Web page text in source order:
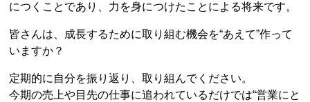
につくことであり、力を身につけたことによる将来です。
皆さんは、成長するために取り組む機会を“あえて”作って
いますか？
定期的に自分を振り返り、取り組んでください。
今期の売上や目先の仕事に追われているだけでは“営業にと